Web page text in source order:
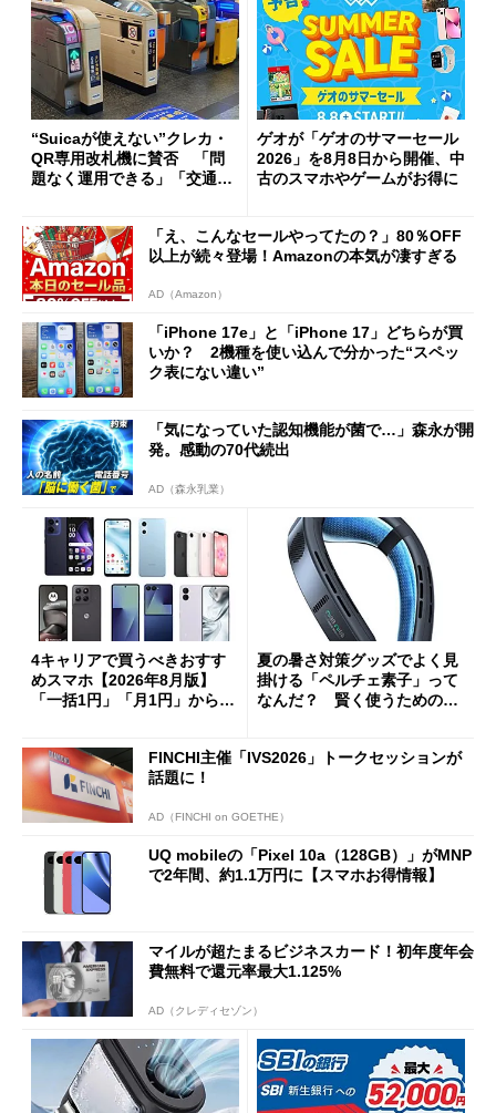
“Suicaが使えない”クレカ・
QR専用改札機に賛否 「問
題なく運用できる」「交通系I
ゲオが「ゲオのサマーセール
2026」を8月8日から開催、中
古のスマホやゲームがお得に
「え、こんなセールやってたの？」80％OFF
以上が続々登場！Amazonの本気が凄すぎる
AD（Amazon）
「iPhone 17e」と「iPhone 17」どちらが買
いか？ 2機種を使い込んで分かった“スペッ
ク表にない違い”
「気になっていた認知機能が菌で…」森永が開
発。感動の70代続出
AD（森永乳業）
4キャリアで買うべきおすす
めスマホ【2026年8月版】
「一括1円」「月1円」からお
夏の暑さ対策グッズでよく見
掛ける「ペルチェ素子」って
なんだ？ 賢く使うための注
FINCHI主催「IVS2026」トークセッションが
話題に！
AD（FINCHI on GOETHE）
UQ mobileの「Pixel 10a（128GB）」がMNP
で2年間、約1.1万円に【スマホお得情報】
マイルが超たまるビジネスカード！初年度年会
費無料で還元率最大1.125%
AD（クレディセゾン）